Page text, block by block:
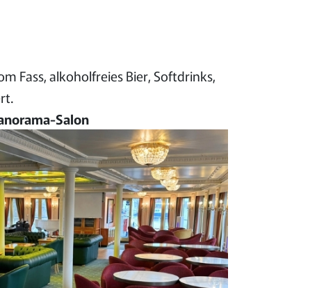
Fass, alkoholfreies Bier, Softdrinks,
Salon